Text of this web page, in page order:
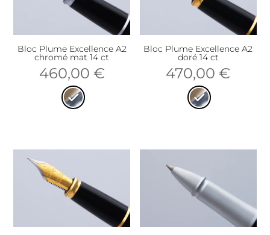
Bloc Plume Excellence A2
chromé mat 14 ct
460,00 €
Bloc Plume Excellence A2
doré 14 ct
470,00€